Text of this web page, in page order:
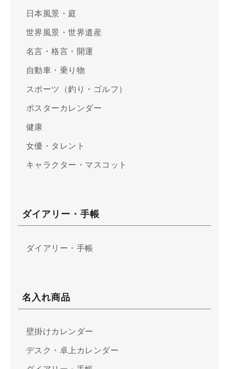
日本風景・庭
世界風景・世界遺産
名言・格言・開運
自動車・乗り物
スポーツ（釣り・ゴルフ）
ポスターカレンダー
健康
女優・タレント
キャラクター・マスコット
ダイアリー・手帳
ダイアリー・手帳
名入れ商品
壁掛けカレンダー
デスク・卓上カレンダー